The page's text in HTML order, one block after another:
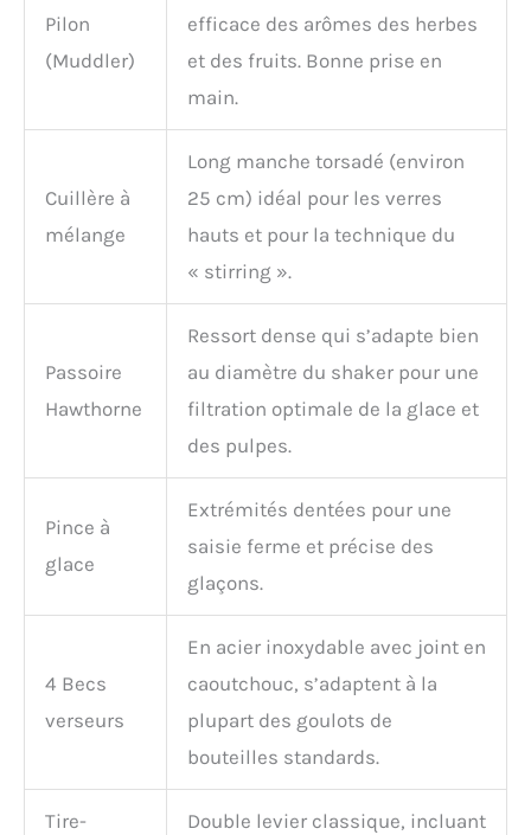
Pilon
(Muddler)
efficace des arômes des herbes
et des fruits. Bonne prise en
main.
Cuillère à
mélange
Long manche torsadé (environ
25 cm) idéal pour les verres
hauts et pour la technique du
« stirring ».
Passoire
Hawthorne
Ressort dense qui s’adapte bien
au diamètre du shaker pour une
filtration optimale de la glace et
des pulpes.
Pince à
glace
Extrémités dentées pour une
saisie ferme et précise des
glaçons.
4 Becs
verseurs
En acier inoxydable avec joint en
caoutchouc, s’adaptent à la
plupart des goulots de
bouteilles standards.
Tire-
Double levier classique, incluant